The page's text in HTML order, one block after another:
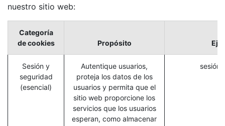
nuestro sitio web:
Categoría
de cookies
Propósito
Sesión y
seguridad
(esencial)
Autentique usuarios,
proteja los datos de los
usuarios y permita que el
sitio web proporcione los
servicios que los usuarios
esperan, como almacenar